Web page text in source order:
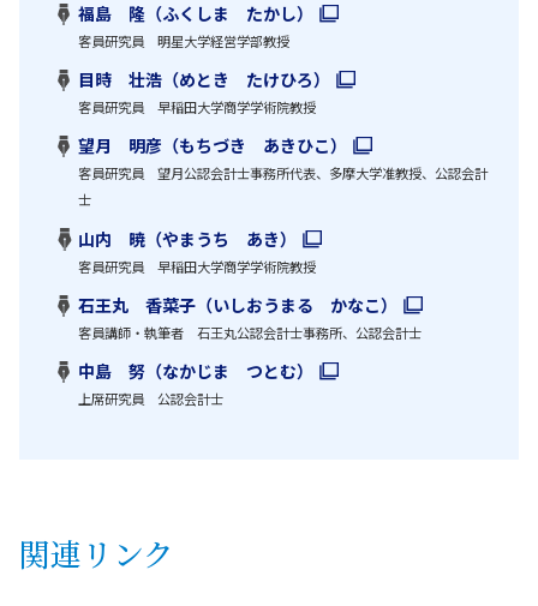
福島 隆（ふくしま たかし）
客員研究員 明星大学経営学部教授
目時 壮浩（めとき たけひろ）
客員研究員 早稲田大学商学学術院教授
望月 明彦（もちづき あきひこ）
客員研究員 望月公認会計士事務所代表、多摩大学准教授、公認会計
士
山内 暁（やまうち あき）
客員研究員 早稲田大学商学学術院教授
石王丸 香菜子（いしおうまる かなこ）
客員講師・執筆者 石王丸公認会計士事務所、公認会計士
中島 努（なかじま つとむ）
上席研究員 公認会計士
関連リンク